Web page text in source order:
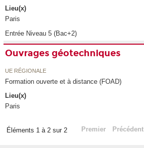
Lieu(x)
Paris
Entrée Niveau 5 (Bac+2)
Ouvrages géotechniques
UE RÉGIONALE
Formation ouverte et à distance (FOAD)
Lieu(x)
Paris
Éléments 1 à 2 sur 2 Premier Précédent